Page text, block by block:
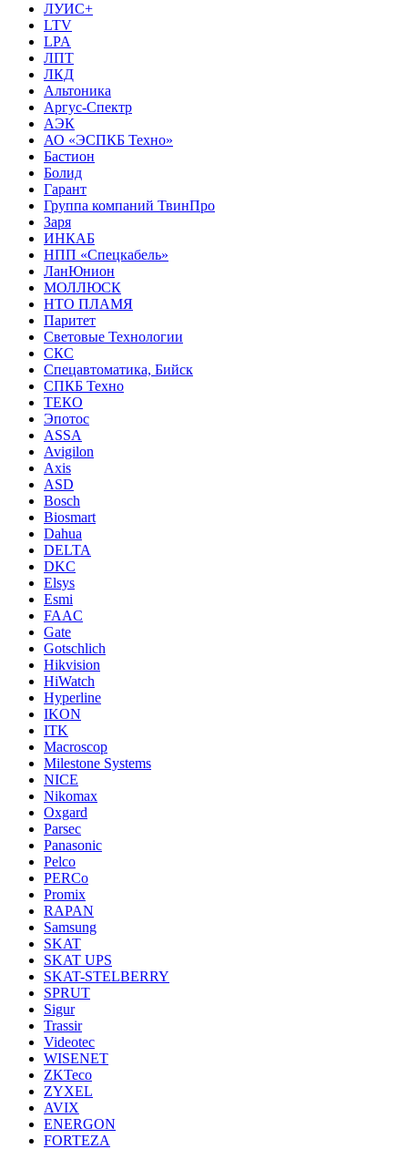
ЛУИС+
LTV
LPA
ЛПТ
ЛКД
Альтоника
Аргус-Спектр
АЭК
АО «ЭСПКБ Техно»
Бастион
Болид
Гарант
Группа компаний ТвинПро
Заря
ИНКАБ
НПП «Спецкабель»
ЛанЮнион
МОЛЛЮСК
НТО ПЛАМЯ
Паритет
Световые Технологии
СКС
Спецавтоматика, Бийск
СПКБ Техно
ТЕКО
Эпотос
ASSA
Avigilon
Axis
ASD
Bosch
Biosmart
Dahua
DELTA
DKC
Elsys
Esmi
FAAC
Gate
Gotschlich
Hikvision
HiWatch
Hyperline
IKON
ITK
Macroscop
Milestone Systems
NICE
Nikomax
Oxgard
Parsec
Panasonic
Pelco
PERCo
Promix
RAPAN
Samsung
SKAT
SKAT UPS
SKAT-STELBERRY
SPRUT
Sigur
Trassir
Videotec
WISENET
ZKTeco
ZYXEL
AVIX
ENERGON
FORTEZA